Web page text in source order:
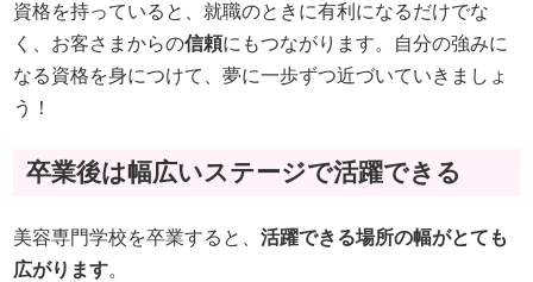
資格を持っていると、就職のときに有利になるだけでな
く、お客さまからの信頼にもつながります。自分の強みに
なる資格を身につけて、夢に一歩ずつ近づいていきましょ
う！
卒業後は幅広いステージで活躍できる
美容専門学校を卒業すると、活躍できる場所の幅がとても
広がります。